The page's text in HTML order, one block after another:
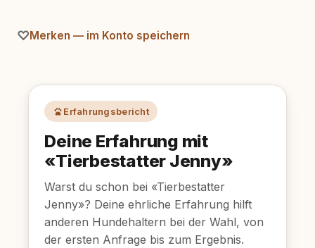
Merken — im Konto speichern
Erfahrungsbericht
Deine Erfahrung mit
«Tierbestatter Jenny»
Warst du schon bei «Tierbestatter
Jenny»? Deine ehrliche Erfahrung hilft
anderen Hundehaltern bei der Wahl, von
der ersten Anfrage bis zum Ergebnis.